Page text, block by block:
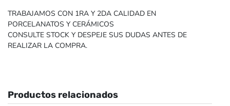
TRABAJAMOS CON 1RA Y 2DA CALIDAD EN
PORCELANATOS Y CERÁMICOS
CONSULTE STOCK Y DESPEJE SUS DUDAS ANTES DE
REALIZAR LA COMPRA.
Productos relacionados